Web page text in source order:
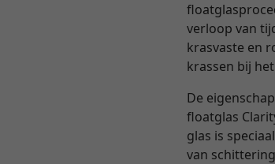
verloop van
krasvaste en
krassen bij
De
floatglas
glas is
van